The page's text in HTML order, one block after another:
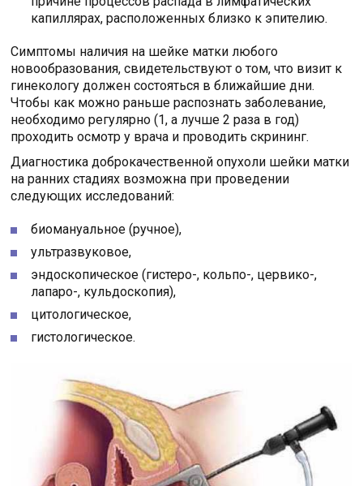
капиллярах, расположенных близко к эпителию.
Симптомы наличия на шейке матки любого
новообразования, свидетельствуют о том, что визит к
гинекологу должен состояться в ближайшие дни.
Чтобы как можно раньше распознать заболевание,
необходимо регулярно (1, а лучше 2 раза в год)
проходить осмотр у врача и проводить скрининг.
Диагностика доброкачественной опухоли шейки матки
на ранних стадиях возможна при проведении
следующих исследований:
биомануальное (ручное),
ультразвуковое,
эндоскопическое (гистеро-, кольпо-, цервико-,
лапаро-, кульдоскопия),
цитологическое,
гистологическое.